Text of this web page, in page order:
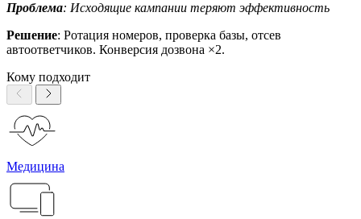
Проблема: Исходящие кампании теряют эффективность
Решение: Ротация номеров, проверка базы, отсев
автоответчиков. Конверсия дозвона ×2.
Кому подходит
Медицина